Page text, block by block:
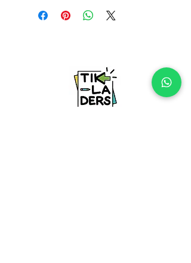
Basılı malzeme dahil değildir.
A4 boyutundadır.